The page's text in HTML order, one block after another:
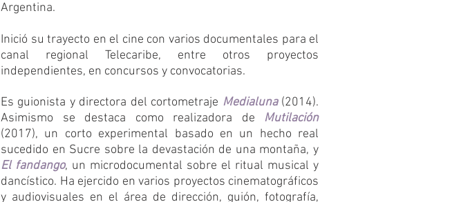
Argentina.
Inició su trayecto en el cine con varios documentales para el
canal regional Telecaribe, entre otros proyectos
independientes, en concursos y convocatorias.
Es guionista y directora del cortometraje Medialuna(2014).
Asimismo se destaca como realizadora de Mutilación
(2017), un corto experimental basado en un hecho real
sucedido en Sucre sobre la devastación de una montaña, y
El fandango, un microdocumental sobre el ritual musical y
dancístico. Ha ejercido en varios proyectos cinematográficos
y audiovisuales en el área de dirección, guión, fotografía,